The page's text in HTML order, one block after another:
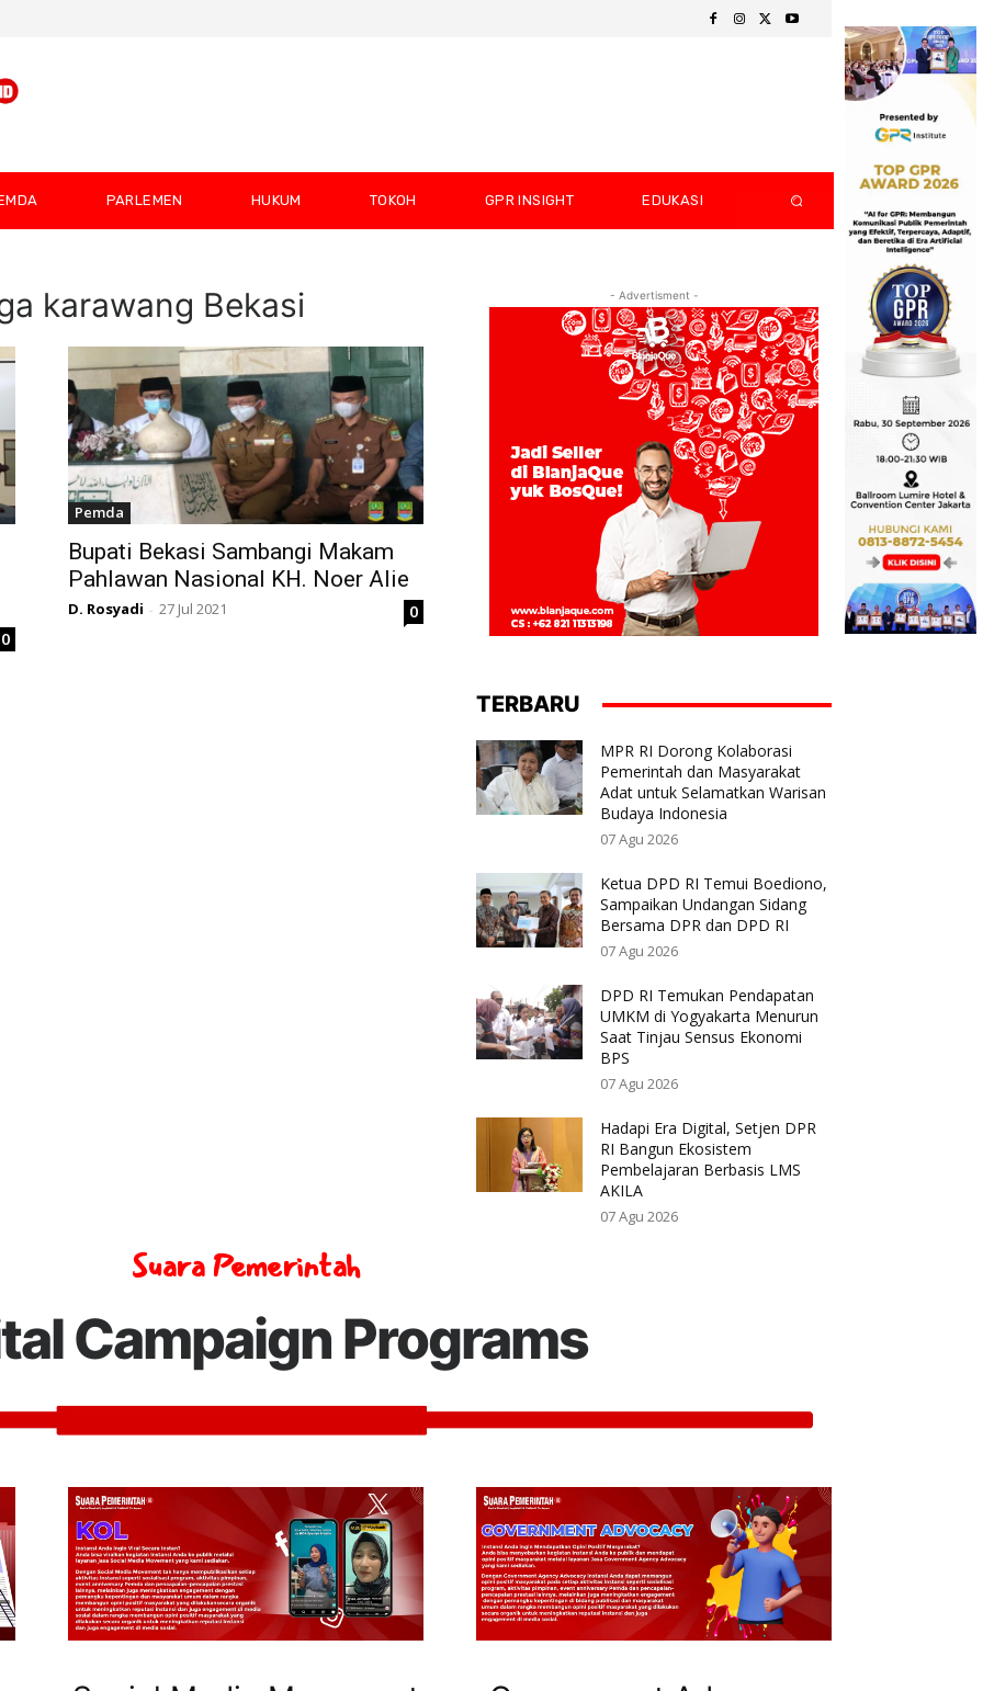
PARLEMEN HUKUM TOKOH GPR INSIGHT EDUKASI
karawang Bekasi
0
Pemda
Bupati Bekasi Sambangi Makam
Pahlawan Nasional KH. Noer Alie
D. Rosyadi - 27 Jul 2021 0
- Advertisment -
TERBARU
MPR RI Dorong Kolaborasi
Pemerintah dan Masyarakat
Adat untuk Selamatkan Warisan
Budaya Indonesia
07 Agu 2026
Ketua DPD RI Temui Boediono,
Sampaikan Undangan Sidang
Bersama DPR dan DPD RI
07 Agu 2026
DPD RI Temukan Pendapatan
UMKM di Yogyakarta Menurun
Saat Tinjau Sensus Ekonomi
BPS
07 Agu 2026
Hadapi Era Digital, Setjen DPR
RI Bangun Ekosistem
Pembelajaran Berbasis LMS
AKILA
07 Agu 2026
Suara Pemerintah
Campaign Programs